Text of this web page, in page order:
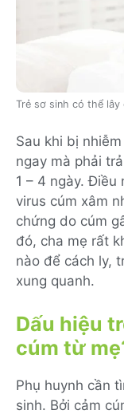
Trẻ sơ sinh có thể lây
Sau khi bị
ngay mà phải
1 – 4 ngày. Điều
virus cúm xâm
chứng do cúm
đó, cha mẹ rất
nào để cách ly,
xung quanh.
Dấu hiệu
cúm từ
Phụ huynh cần
sinh. Bởi cảm